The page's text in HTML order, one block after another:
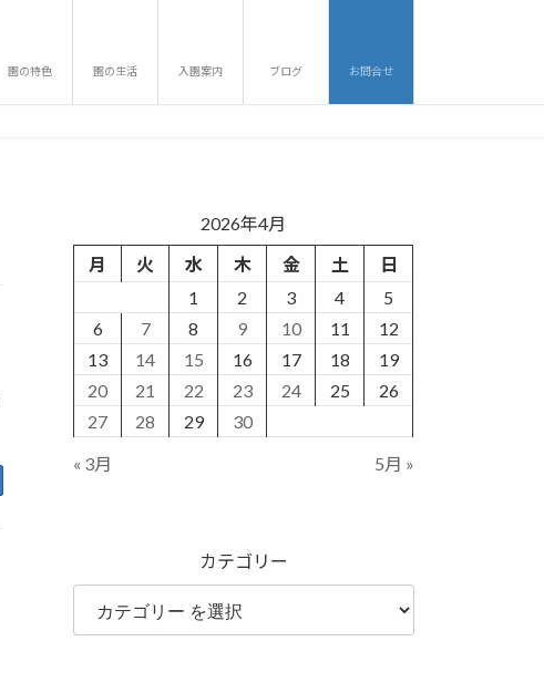
園の特色 園の生活 入園案内 ブログ お問合せ
2026年4月
月
火 水 木 金 土
日
1
2 3 4
5
6
7 8 9 10 11
12
13
14 15 16 17 18
19
20
21 22 23 24 25
26
27
28 29 30
« 3月 5月 »
カテゴリー